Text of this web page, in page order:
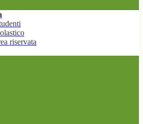
riservata